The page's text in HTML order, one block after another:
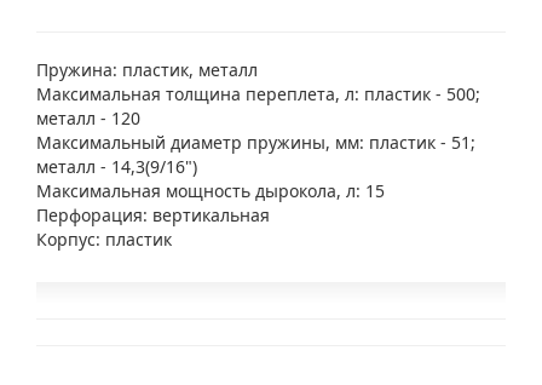
Пружина: пластик, металл
Максимальная толщина переплета, л: пластик - 500;
металл - 120
Максимальный диаметр пружины, мм: пластик - 51;
металл - 14,3(9/16")
Максимальная мощность дырокола, л: 15
Перфорация: вертикальная
Корпус: пластик